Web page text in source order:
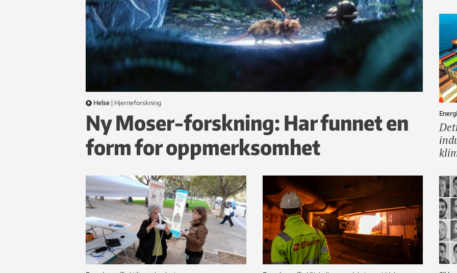
Helse | hjerneforskning
Ny Moser-forskning: Har funnet en
form for oppmerksomhet